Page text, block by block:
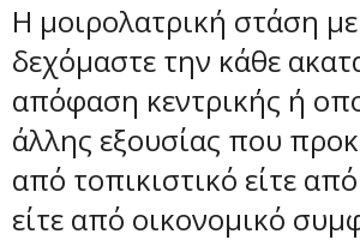
Η μοιρολατρική στάση
δεχόμαστε την κάθε
απόφαση κεντρικής ή
άλλης εξουσίας που
από τοπικιστικό είτε
είτε από οικονομικό